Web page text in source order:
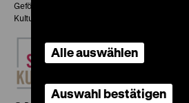
Gefördert mit Mitteln des Beauftragten der
Kultur und Medien
Alle auswählen
Auswahl bestätigen